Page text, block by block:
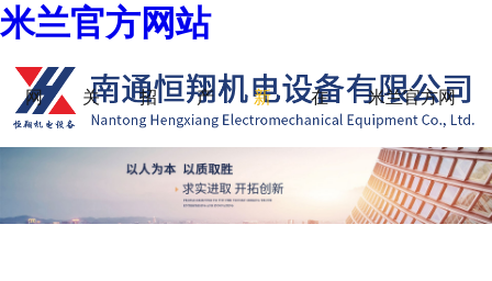
米兰官方网站
网 关 招 产
品
新
闻
在 米兰官方网
站-米兰